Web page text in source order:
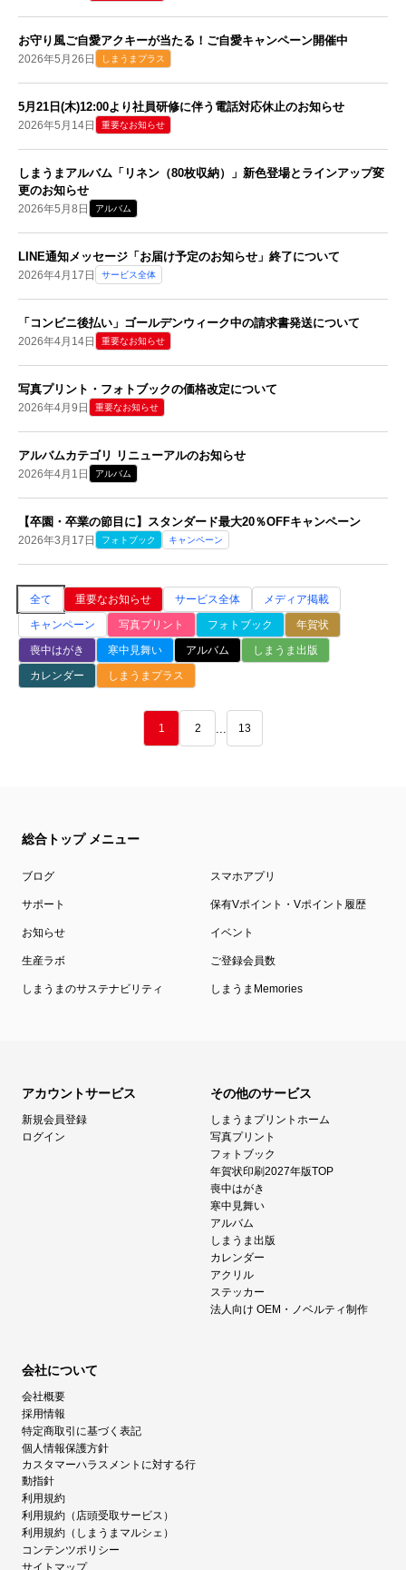
お守り風ご自愛アクキーが当たる！ご自愛キャンペーン開催中
2026年5月26日 しまうまプラス
5月21日(木)12:00より社員研修に伴う電話対応休止のお知らせ
2026年5月14日 重要なお知らせ
しまうまアルバム「リネン（80枚収納）」新色登場とラインアップ変
更のお知らせ
2026年5月8日 アルバム
LINE通知メッセージ「お届け予定のお知らせ」終了について
2026年4月17日 サービス全体
「コンビニ後払い」ゴールデンウィーク中の請求書発送について
2026年4月14日 重要なお知らせ
写真プリント・フォトブックの価格改定について
2026年4月9日 重要なお知らせ
アルバムカテゴリ リニューアルのお知らせ
2026年4月1日 アルバム
【卒園・卒業の節目に】スタンダード最大20％OFFキャンペーン
2026年3月17日 フォトブック キャンペーン
全て 重要なお知らせ サービス全体
メディア掲載
キャンペーン
写真プリント フォトブック
年賀状
喪中はがき
寒中見舞い アルバム
しまうま出版
カレンダー
しまうまプラス
1 2 13
総合トップ メニュー
ブログ スマホアプリ
サポート 保有Vポイント・Vポイント履歴
お知らせ イベント
生産ラボ ご登録会員数
しまうまのサステナビリティ しまうまMemories
アカウントサービス
新規会員登録
ログイン
その他のサービス
しまうまプリントホーム
写真プリント
フォトブック
年賀状印刷2027年版TOP
喪中はがき
寒中見舞い
アルバム
しまうま出版
カレンダー
アクリル
ステッカー
法人向け OEM・ノベルティ制作
会社について
会社概要
採用情報
特定商取引に基づく表記
個人情報保護方針
カスタマーハラスメントに対する行
動指針
利用規約
利用規約（店頭受取サービス）
利用規約（しまうまマルシェ）
コンテンツポリシー
サイトマップ